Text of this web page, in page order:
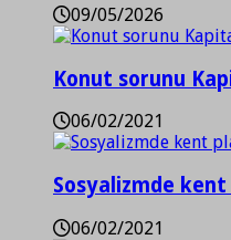
09/05/2026
Konut sorunu
06/02/2021
Sosyalizmde kent
06/02/2021